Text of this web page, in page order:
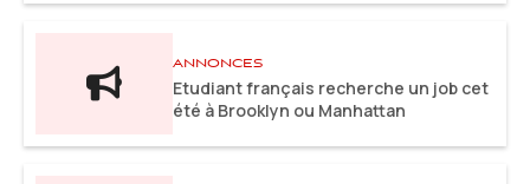
ANNONCES
Etudiant français recherche un job cet
été à Brooklyn ou Manhattan